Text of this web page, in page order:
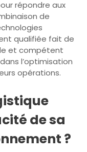
répondre aux
de
qualifiée fait de
et compétent
l’optimisation
opérations.
de sa
?